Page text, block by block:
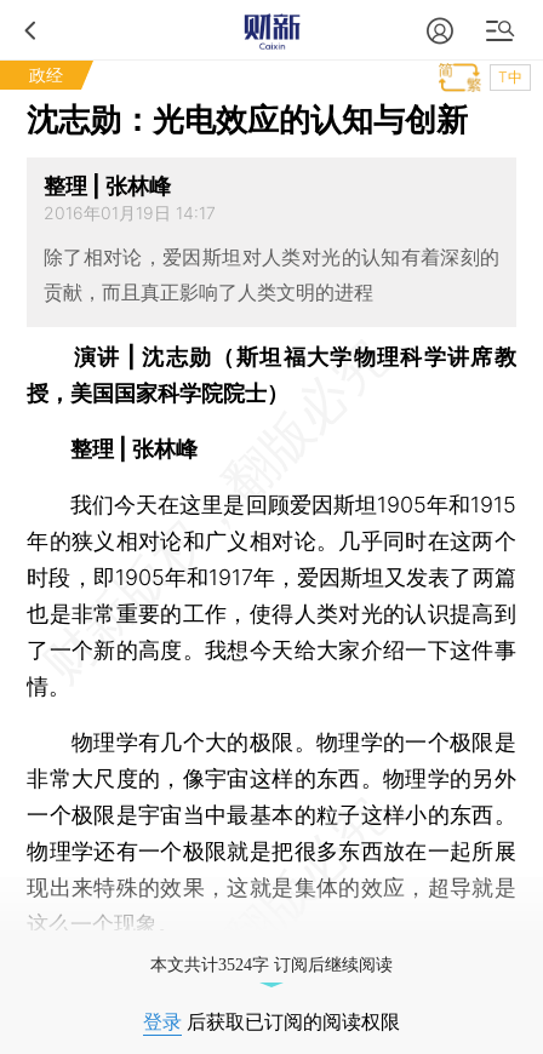
政经 T中
沈志勋：光电效应的认知与创新
整理 | 张林峰
2016年01月19日 14:17
除了相对论，爱因斯坦对人类对光的认知有着深刻的
贡献，而且真正影响了人类文明的进程
演讲 | 沈志勋（斯坦福大学物理科学讲席教
授，美国国家科学院院士）
整理 | 张林峰
我们今天在这里是回顾爱因斯坦1905年和1915
年的狭义相对论和广义相对论。几乎同时在这两个
时段，即1905年和1917年，爱因斯坦又发表了两篇
也是非常重要的工作，使得人类对光的认识提高到
了一个新的高度。我想今天给大家介绍一下这件事
情。
物理学有几个大的极限。物理学的一个极限是
非常大尺度的，像宇宙这样的东西。物理学的另外
一个极限是宇宙当中最基本的粒子这样小的东西。
物理学还有一个极限就是把很多东西放在一起所展
现出来特殊的效果，这就是集体的效应，超导就是
这么一个现象。
本文共计3524字 订阅后继续阅读
登录 后获取已订阅的阅读权限